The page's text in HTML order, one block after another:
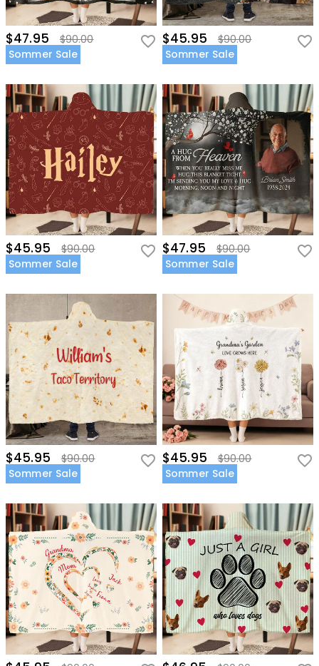
$47.95
$90.00
Sommer Sale
$45.95
$90.00
Sommer Sale
$45.95
$90.00
Sommer Sale
$47.95
$90.00
Sommer Sale
$45.95
$90.00
Sommer Sale
$45.95
$90.00
Sommer Sale